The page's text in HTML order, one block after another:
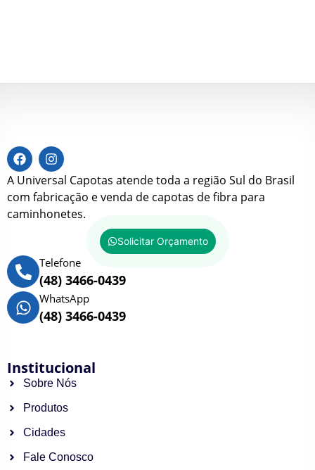
A Universal Capotas atende toda a região Sul do Brasil
com fabricação e venda de capotas de fibra para
caminhonetes.
Solicitar Orçamento
Telefone
(48) 3466-0439
WhatsApp
(48) 3466-0439
Institucional
Sobre Nós
Produtos
Cidades
Fale Conosco